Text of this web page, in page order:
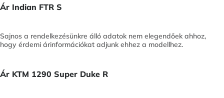
Ár Indian FTR S
Sajnos a rendelkezésünkre álló adatok nem elegendőek ahhoz,
hogy érdemi árinformációkat adjunk ehhez a modellhez.
Ár KTM 1290 Super Duke R